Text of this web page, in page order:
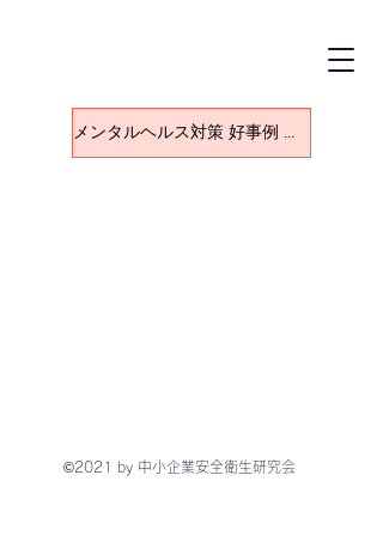
メンタルヘルス対策 好事例 一覧に戻る
©2021 by 中小企業安全衛生研究会